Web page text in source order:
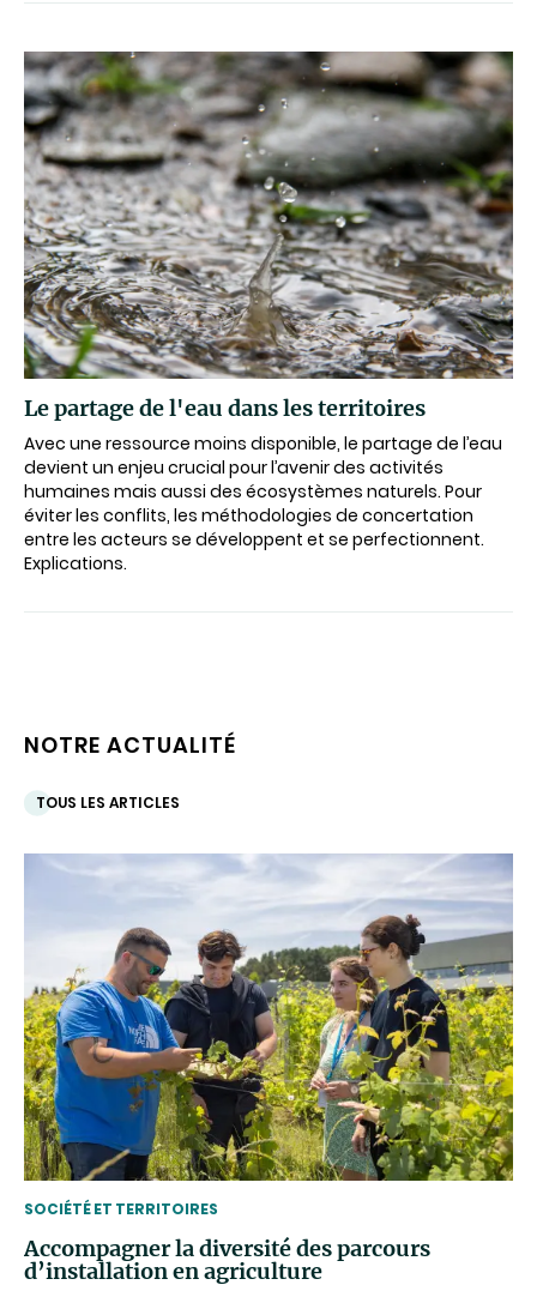
Le partage de l'eau dans les territoires
Avec une ressource moins disponible, le partage de l’eau
devient un enjeu crucial pour l’avenir des activités
humaines mais aussi des écosystèmes naturels. Pour
éviter les conflits, les méthodologies de concertation
entre les acteurs se développent et se perfectionnent.
Explications.
NOTRE ACTUALITÉ
TOUS LES ARTICLES
THEMATIC
SOCIÉTÉ ET TERRITOIRES
Accompagner la diversité des parcours
d’installation en agriculture